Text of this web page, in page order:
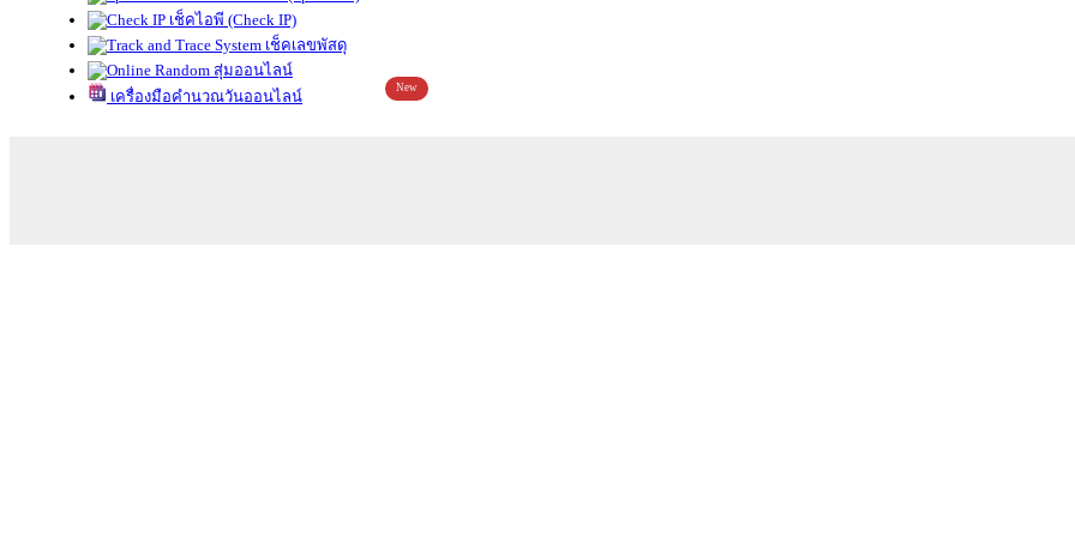
เช็คไอพี (Check IP)
เช็คเลขพัสดุ
สุ่มออนไลน์
เครื่องมือคำนวณวันออนไลน์
New